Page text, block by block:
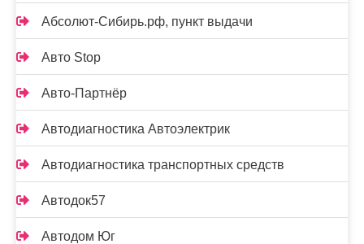
Абсолют-Сибирь.рф, пункт выдачи
Авто Stop
Авто-Партнёр
Автодиагностика Автоэлектрик
Автодиагностика транспортных средств
Автодок57
Автодом Юг